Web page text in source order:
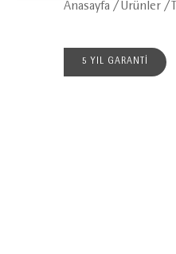
Anasayfa / Ürünler /
5 YIL GARANTİ